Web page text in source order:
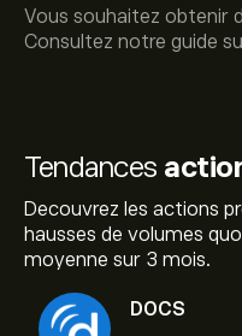
Tendances
Decouvrez les actions
hausses de volumes
moyenne sur 3 mois.
DOCS
Vous souhaitez obtenir
Consultez notre guide